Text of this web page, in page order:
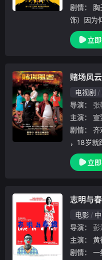
剧情：
饰）因为
阴差阳错
和联兴地
立
赌场风云
电视剧
导演：
张
主演：
宣
剧情：
，18岁就
赛前一时
欢畅十分
立
志明与
电影
导演：
彭
主演：
黄
剧情：